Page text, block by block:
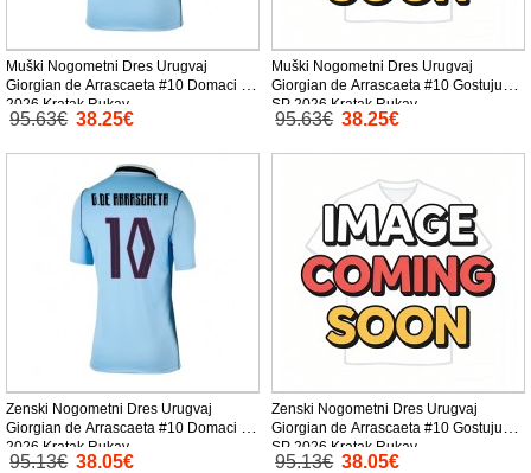
Muški Nogometni Dres Urugvaj
Giorgian de Arrascaeta #10 Domaci SP
2026 Kratak Rukav
95.63€ 38.25€
Muški Nogometni Dres Urugvaj
Giorgian de Arrascaeta #10 Gostujuci
SP 2026 Kratak Rukav
95.63€ 38.25€
Zenski Nogometni Dres Urugvaj
Giorgian de Arrascaeta #10 Domaci SP
2026 Kratak Rukav
95.13€ 38.05€
Zenski Nogometni Dres Urugvaj
Giorgian de Arrascaeta #10 Gostujuci
SP 2026 Kratak Rukav
95.13€ 38.05€